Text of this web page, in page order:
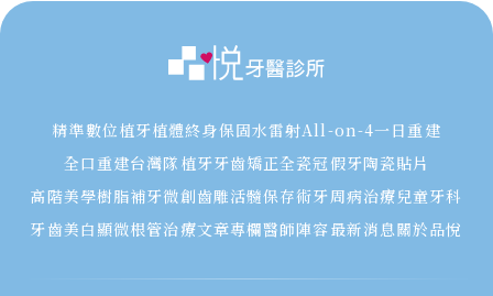
精準數位植牙植體終身保固水雷射All-on-4一日重建
全口重建台灣隊植牙牙齒矯正全瓷冠假牙陶瓷貼片
高階美學樹脂補牙微創齒雕活髓保存術牙周病治療兒童牙科
牙齒美白 顯微根管治療文章專欄醫師陣容最新消息關於品悅